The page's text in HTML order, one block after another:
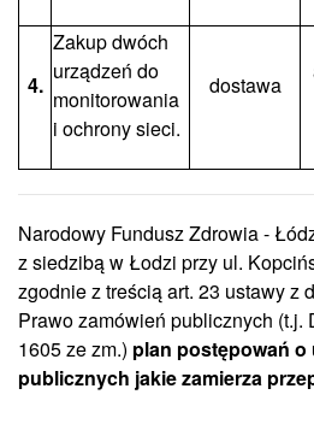
4.
Zakup dwóch
urządzeń do
monitorowania
i ochrony sieci.
dostawa
Narodowy Fundusz Zdrowia -
z siedzibą w Łodzi przy ul.
zgodnie z treścią art. 23 ustawy z
Prawo zamówień publicznych (t.j.
1605 ze zm.) plan postępowań o
publicznych jakie zamierza